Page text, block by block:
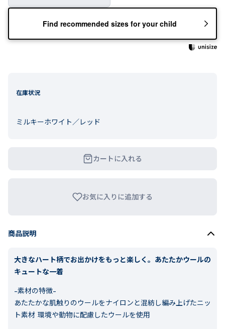
Find recommended sizes for your child
在庫状況
ミルキーホワイト／レッド
カートに入れる
お気に入りに追加する
商品説明
大きなハート柄でお出かけをもっと楽しく。あたたかウールの
キュートな一着
-素材の特徴-
あたたかな肌触りのウールをナイロンと混紡し編み上げたニッ
ト素材 環境や動物に配慮したウールを使用